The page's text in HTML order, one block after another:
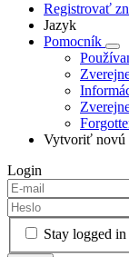
Registrovať
Jazyk
Pomocník
Vytvoriť novú
Login
Stay logged in